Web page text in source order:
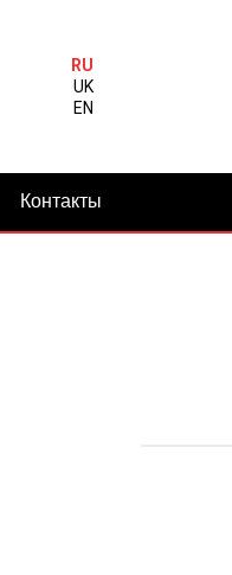
RU
UK
EN
Контакты